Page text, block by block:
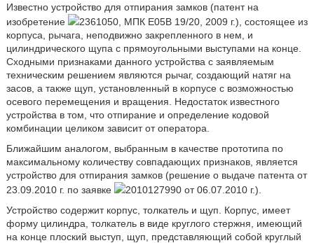
Известно устройство для отпирания замков (патент на
изобретение
2361050, МПК Е05В 19/20, 2009 г.), состоящее из
корпуса, рычага, неподвижно закрепленного в нем, и
цилиндрического щупа с прямоугольными выступами на конце.
Сходными признаками данного устройства с заявляемым
техническим решением являются рычаг, создающий натяг на
засов, а также щуп, установленный в корпусе с возможностью
осевого перемещения и вращения. Недостаток известного
устройства в том, что отпирание и определение кодовой
комбинации целиком зависит от оператора.
Ближайшим аналогом, выбранным в качестве прототипа по
максимальному количеству совпадающих признаков, является
устройство для отпирания замков (решение о выдаче патента от
23.09.2010 г. по заявке
2010127990 от 06.07.2010 г.).
Устройство содержит корпус, толкатель и щуп. Корпус, имеет
форму цилиндра, толкатель в виде круглого стержня, имеющий
на конце плоский выступ, щуп, представляющий собой круглый